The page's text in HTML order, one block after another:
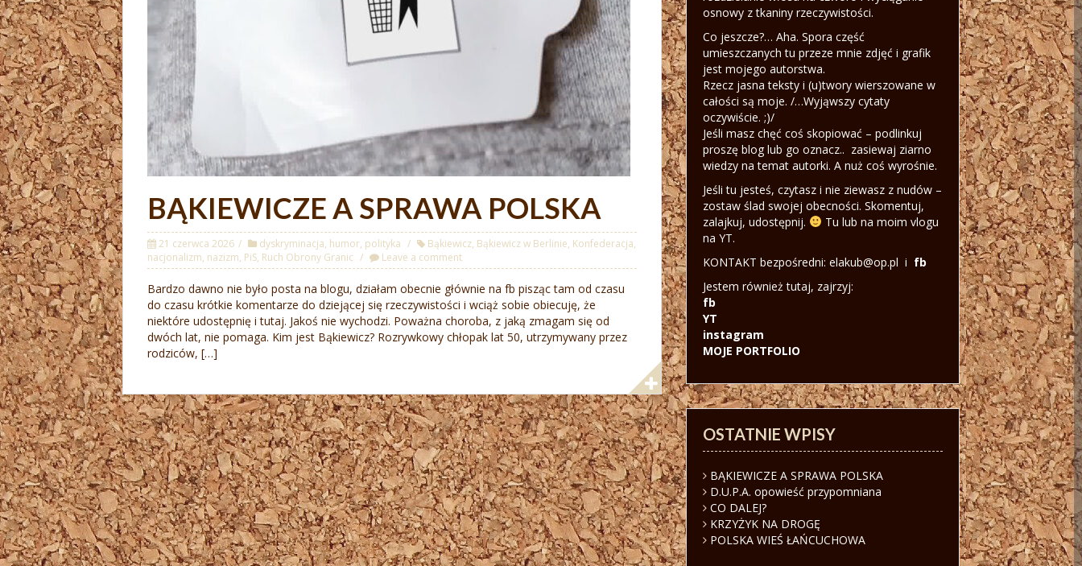
BĄKIEWICZE A SPRAWA POLSKA
21 czerwca 2026 dyskryminacja, humor, polityka Bąkiewicz, Bąkiewicz w Berlinie, Konfederacja,
nacjonalizm, nazizm, PiS, Ruch Obrony Granic Leave a comment
Bardzo dawno nie było posta na blogu, działam obecnie głównie na fb pisząc tam od czasu
do czasu krótkie komentarze do dziejącej się rzeczywistości i wciąż sobie obiecuję, że
niektóre udostępnię i tutaj. Jakoś nie wychodzi. Poważna choroba, z jaką zmagam się od
dwóch lat, nie pomaga. Kim jest Bąkiewicz? Rozrywkowy chłopak lat 50, utrzymywany przez
rodziców, […]
osnowy z tkaniny rzeczywistości.
Co jeszcze?… Aha. Spora część
umieszczanych tu przeze mnie zdjęć i grafik
jest mojego autorstwa.
Rzecz jasna teksty i (u)twory wierszowane w
całości są moje. /…Wyjąwszy cytaty
oczywiście. ;)/
Jeśli masz chęć coś skopiować – podlinkuj
proszę blog lub go oznacz.. zasiewaj ziarno
wiedzy na temat autorki. A nuż coś wyrośnie.
Jeśli tu jesteś, czytasz i nie ziewasz z nudów –
zostaw ślad swojej obecności. Skomentuj,
zalajkuj, udostępnij.
Tu lub na moim vlogu
na YT.
KONTAKT bezpośredni: elakub@op.pl i fb
Jestem również tutaj, zajrzyj:
fb
YT
instagram
MOJE PORTFOLIO
OSTATNIE WPISY
BĄKIEWICZE A SPRAWA POLSKA
D.U.P.A. opowieść przypomniana
CO DALEJ?
KRZYŻYK NA DROGĘ
POLSKA WIEŚ ŁAŃCUCHOWA